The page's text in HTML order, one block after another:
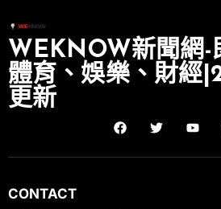
WEKNOW新聞網-
體育、娛樂、財經
更新
CONTACT